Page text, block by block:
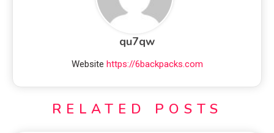
qu7qw
Website https://6backpacks.com
RELATED POSTS